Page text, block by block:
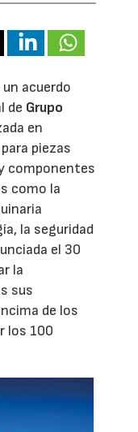
acuerdo
de Grupo
en
piezas
componentes
como la
la seguridad
el 30
la
sus
de los
los 100